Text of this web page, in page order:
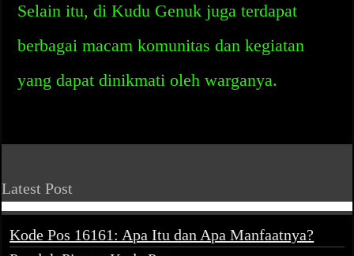
Selain itu, di Kudu Genuk juga terdapat
berbagai macam komunitas dan kegiatan
yang dapat dinikmati oleh warganya.
Latest Post
Kode Pos 16161: Apa Itu dan Apa Manfaatnya?